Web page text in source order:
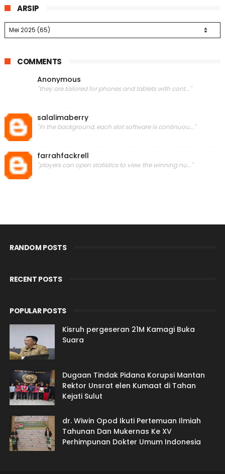
ARSIP
COMMENTS
Anonymous
"they are tailored for phones and tablets with cont..."
salalimaberry
"in the background, each slot software is continuou..."
farrahfackrell
"players can open statistics to view the winning nu..."
RANDOM POSTS
RECENT POSTS
POPULAR POSTS
Kisruh pergeseran 21M Kamagi Buka
Suara
Dugaan Tindak Pidana Korupsi Mantan
Rektor Unsrat elen Kumaat di Tahan
Kejati Sulut
dr. Wiwin Opod Ikuti Pertemuan Ilmiah
Tahunan Dan Mukernas Ke XV
Perhimpunan Dokter Umum Indonesia